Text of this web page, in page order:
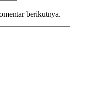
berikutnya.